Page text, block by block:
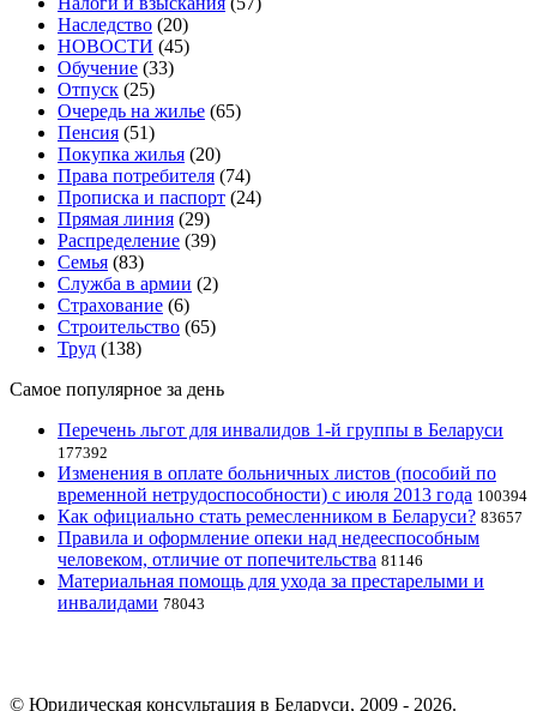
Наследство (20)
НОВОСТИ (45)
Обучение (33)
Отпуск (25)
Очередь на жилье (65)
Пенсия (51)
Покупка жилья (20)
Права потребителя (74)
Прописка и паспорт (24)
Прямая линия (29)
Распределение (39)
Семья (83)
Служба в армии (2)
Страхование (6)
Строительство (65)
Труд (138)
Самое популярное за день
Перечень льгот для инвалидов 1-й группы в Беларуси
177392
Изменения в оплате больничных листов (пособий по
временной нетрудоспособности) с июля 2013 года 100394
Как официально стать ремесленником в Беларуси? 83657
Правила и оформление опеки над недееспособным
человеком, отличие от попечительства 81146
Материальная помощь для ухода за престарелыми и
инвалидами 78043
© Юридическая консультация в Беларуси, 2009 - 2026.